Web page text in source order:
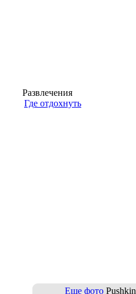
Развлечения
Где отдохнуть
Еще фотоPushkin